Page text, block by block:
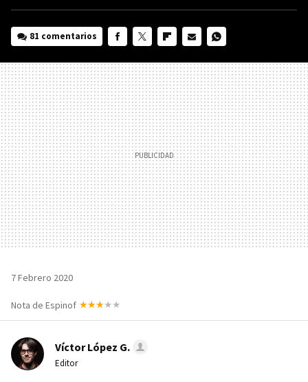
81 comentarios
MAIL
7 Febrero 2020
Nota de Espinof
Víctor López G.
Editor